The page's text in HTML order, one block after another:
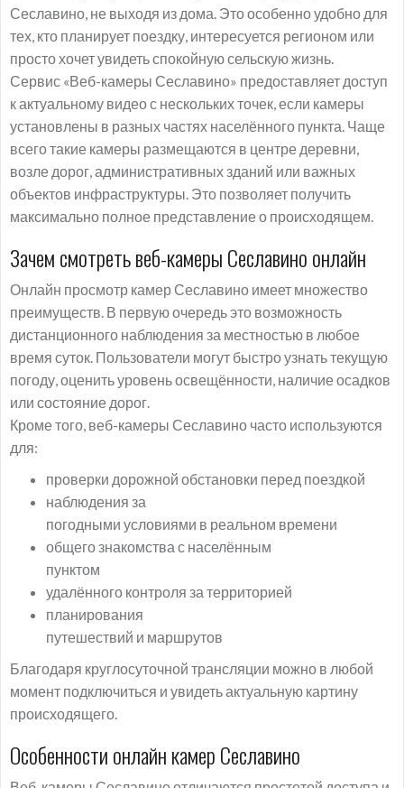
Сеславино, не выходя из дома. Это особенно удобно для
тех, кто планирует поездку, интересуется регионом или
просто хочет увидеть спокойную сельскую жизнь.
Сервис «Веб-камеры Сеславино» предоставляет доступ
к актуальному видео с нескольких точек, если камеры
установлены в разных частях населённого пункта. Чаще
всего такие камеры размещаются в центре деревни,
возле дорог, административных зданий или важных
объектов инфраструктуры. Это позволяет получить
максимально полное представление о происходящем.
Зачем смотреть веб-камеры Сеславино онлайн
Онлайн просмотр камер Сеславино имеет множество
преимуществ. В первую очередь это возможность
дистанционного наблюдения за местностью в любое
время суток. Пользователи могут быстро узнать текущую
погоду, оценить уровень освещённости, наличие осадков
или состояние дорог.
Кроме того, веб-камеры Сеславино часто используются
для:
проверки дорожной обстановки перед поездкой
наблюдения за
погодными условиями в реальном времени
общего знакомства с населённым
пунктом
удалённого контроля за территорией
планирования
путешествий и маршрутов
Благодаря круглосуточной трансляции можно в любой
момент подключиться и увидеть актуальную картину
происходящего.
Особенности онлайн камер Сеславино